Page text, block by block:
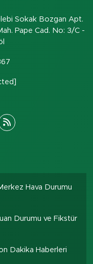
Sokak Bozgan Apt.
Pape Cad. No: 3/C -
Hava Durumu
Durumu ve Fikstür
Dakika Haberleri